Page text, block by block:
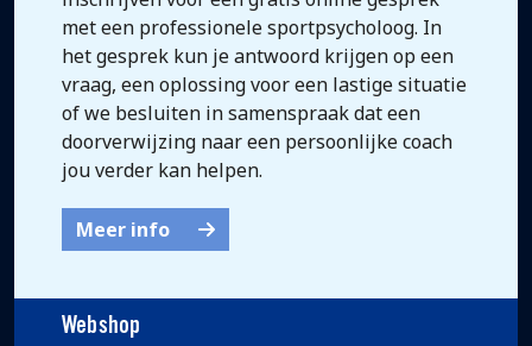
met een professionele sportpsycholoog. In
het gesprek kun je antwoord krijgen op een
vraag, een oplossing voor een lastige situatie
of we besluiten in samenspraak dat een
doorverwijzing naar een persoonlijke coach
jou verder kan helpen.
Meer info
Webshop